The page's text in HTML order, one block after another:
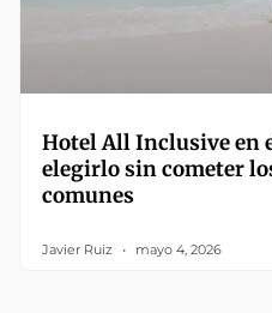
Hotel All Inclusive en
elegirlo sin cometer
comunes
Javier Ruiz mayo 4, 2026